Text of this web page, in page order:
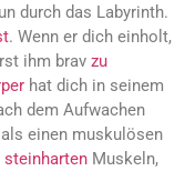
durch das Labyrinth.
. Wenn er dich einholt,
ihm brav zu
hat dich in seinem
dem Aufwachen
einen muskulösen
steinharten Muskeln,